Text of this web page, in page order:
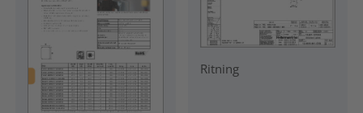
Ritning